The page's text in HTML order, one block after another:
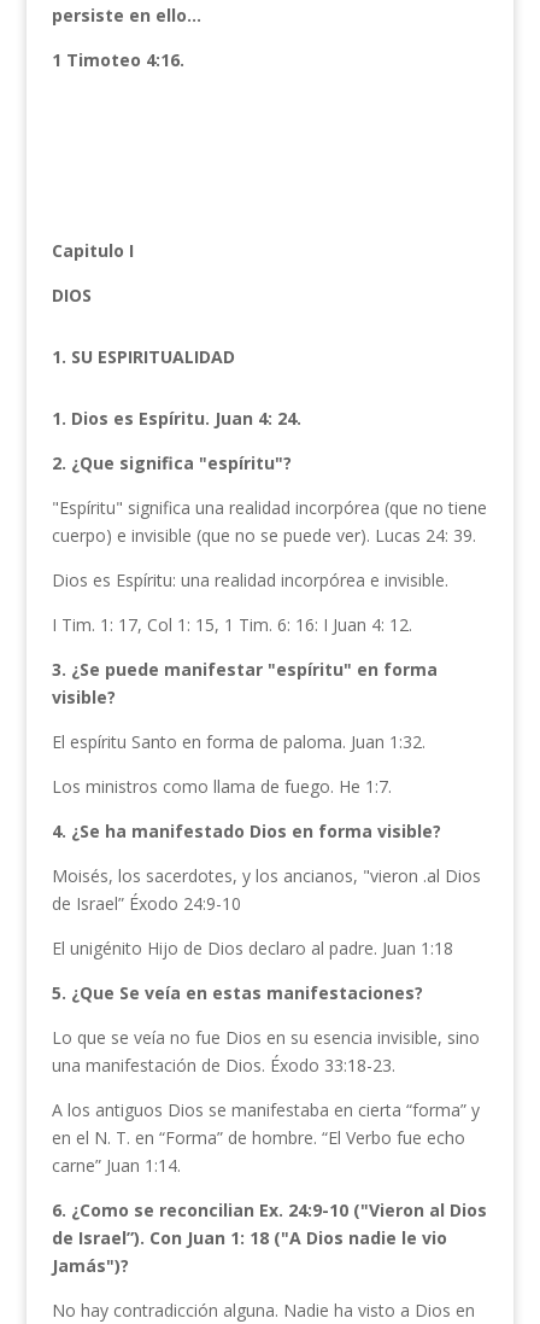
persiste en ello…
1 Timoteo 4:16.
Capitulo I
DIOS
1. SU ESPIRITUALIDAD
1. Dios es Espíritu. Juan 4: 24.
2. ¿Que significa "espíritu"?
"Espíritu" significa una realidad incorpórea (que no tiene
cuerpo) e invisible (que no se puede ver). Lucas 24: 39.
Dios es Espíritu: una realidad incorpórea e invisible.
I Tim. 1: 17, Col 1: 15, 1 Tim. 6: 16: I Juan 4: 12.
3. ¿Se puede manifestar "espíritu" en forma
visible?
El espíritu Santo en forma de paloma. Juan 1:32.
Los ministros como llama de fuego. He 1:7.
4. ¿Se ha manifestado Dios en forma visible?
Moisés, los sacerdotes, y los ancianos, "vieron .al Dios
de Israel” Éxodo 24:9-10
El unigénito Hijo de Dios declaro al padre. Juan 1:18
5. ¿Que Se veía en estas manifestaciones?
Lo que se veía no fue Dios en su esencia invisible, sino
una manifestación de Dios. Éxodo 33:18-23.
A los antiguos Dios se manifestaba en cierta “forma” y
en el N. T. en “Forma” de hombre. “El Verbo fue echo
carne” Juan 1:14.
6. ¿Como se reconcilian Ex. 24:9-10 ("Vieron al Dios
de Israel”). Con Juan 1: 18 ("A Dios nadie le vio
Jamás")?
No hay contradicción alguna. Nadie ha visto a Dios en